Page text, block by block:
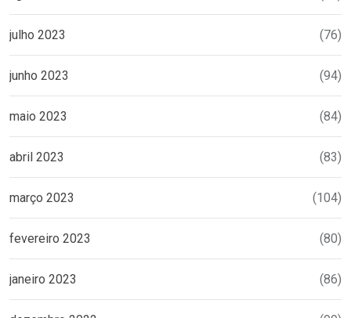
julho 2023 (76)
junho 2023 (94)
maio 2023 (84)
abril 2023 (83)
março 2023 (104)
fevereiro 2023 (80)
janeiro 2023 (86)